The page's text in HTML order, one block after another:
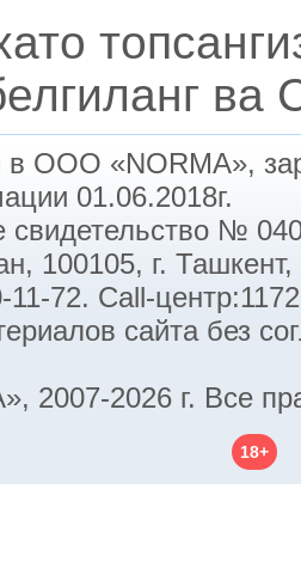
ва
в ООО «NORMA»,
01.06.2018г.
свидетельство №
100105, г.
72. Call-
сайта без
2007-2026 г. Все
18+